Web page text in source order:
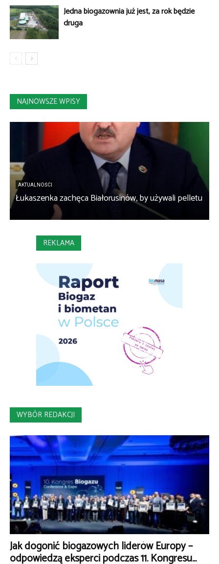
Jedna biogazownia już jest, za rok będzie
druga
NAJNOWSZE WPISY
AKTUALNOŚCI
Łukaszenka zachęca Białorusinów, by używali pelletu
REKLAMA
WYBÓR REDAKCJI
Jak dogonić biogazowych liderów Europy –
odpowiedzą eksperci podczas 11. Kongresu...